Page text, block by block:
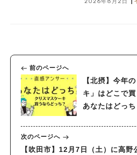
前のページへ
【北摂】今年
キ」はどこで
あなたはどっち
次のページへ
【吹田市】12月7日（土）に高野